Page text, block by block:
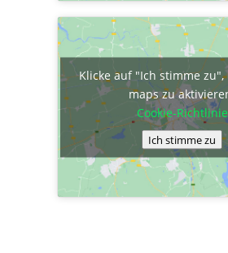
Klicke auf "Ich stimme zu",
maps zu
Cookie-Richtlinie
Ich stimme zu